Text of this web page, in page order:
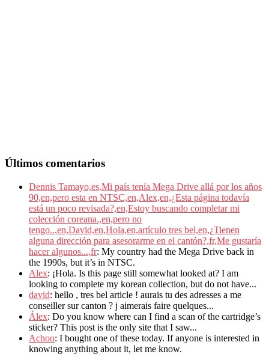
Últimos comentarios
Dennis Tamayo,es,Mi país tenía Mega Drive allá por los años
90,en,pero esta en NTSC,en,Alex,en,¿Esta página todavía
está un poco revisada?,en,Estoy buscando completar mi
colección coreana.,en,pero no
tengo..,en,David,en,Hola,en,artículo tres bel,en,¿Tienen
alguna dirección para asesorarme en el cantón?,fr,Me gustaría
hacer algunos...,fr: My country had the Mega Drive back in
the 1990s, but it’s in NTSC.
Alex: ¡Hola. Is this page still somewhat looked at? I am
looking to complete my korean collection, but do not have...
david: hello , tres bel article ! aurais tu des adresses a me
conseiller sur canton ? j aimerais faire quelques...
Álex: Do you know where can I find a scan of the cartridge’s
sticker? This post is the only site that I saw...
Achoo: I bought one of these today. If anyone is interested in
knowing anything about it, let me know.